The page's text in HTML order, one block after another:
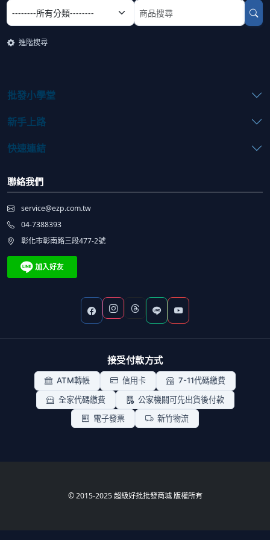
選擇商品分類
搜尋商品關鍵字
進階搜尋
批發小學堂
新手上路
快速連結
聯絡我們
service@ezp.com.tw
04-7388393
彰化市彰南路三段477-2號
接受付款方式
ATM轉帳 信用卡
7-11代碼繳費
全家代碼繳費
公家機關可先出貨後付款
電子發票
新竹物流
© 2015-2025 超級好批批發商城 版權所有